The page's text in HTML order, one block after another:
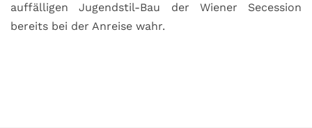
auffälligen Jugendstil-Bau der Wiener Secession
bereits bei der Anreise wahr.